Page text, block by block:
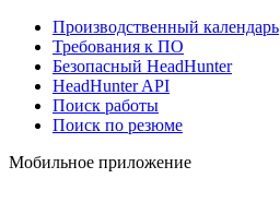
Производственный календарь
Требования к ПО
Безопасный HeadHunter
HeadHunter API
Поиск работы
Поиск по резюме
Мобильное приложение